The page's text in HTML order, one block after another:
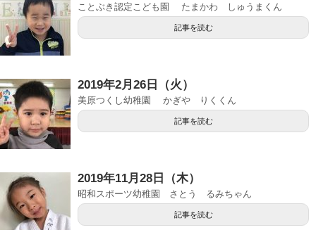
ことぶき認定こども園 たまかわ しゅうまくん
記事を読む
2019年2月26日（火）
美原つくし幼稚園 かぎや りくくん
記事を読む
2019年11月28日（木）
昭和スポーツ幼稚園 さとう るみちゃん
記事を読む